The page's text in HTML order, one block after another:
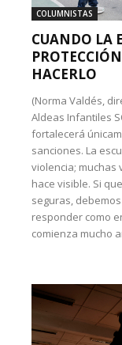
COLUMNISTAS
CUANDO LA
HACERLO
(Norma Valdés,
Aldeas Infantiles
fortalecerá
sanciones. La
violencia; muchas
hace visible. Si
seguras,
responder como
comienza mucho